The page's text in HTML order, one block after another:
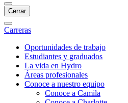
Cerrar
Carreras
Oportunidades de trabajo
Estudiantes y graduados
La vida en Hydro
Áreas profesionales
Conoce a nuestro equipo
Conoce a Camila